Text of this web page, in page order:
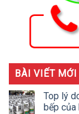
BÀI VIẾT MỚI
Top lý
bếp của